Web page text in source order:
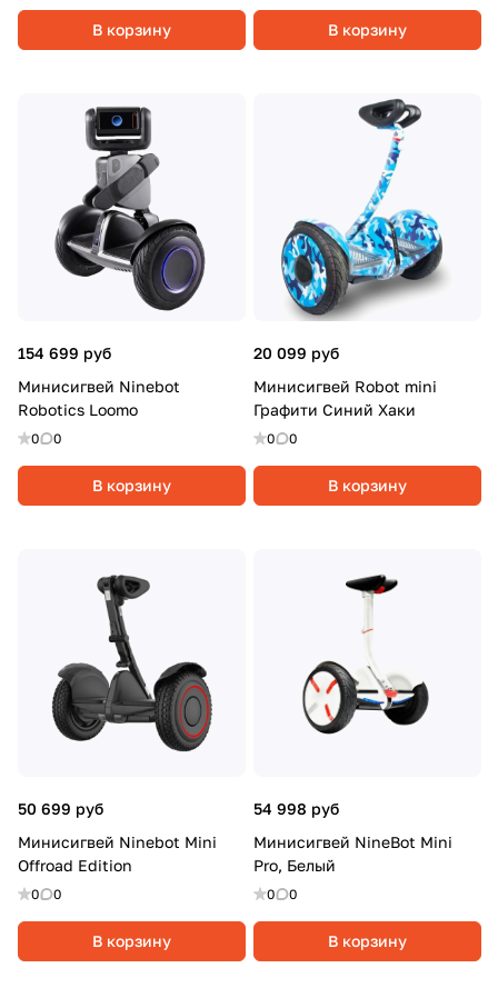
В корзину В корзину
154 699 руб
Минисигвей Ninebot
Robotics Loomo
0 0
В корзину
20 099 руб
Минисигвей Robot mini
Графити Синий Хаки
0 0
В корзину
50 699 руб
Минисигвей Ninebot Mini
Offroad Edition
0 0
В корзину
54 998 руб
Минисигвей NineBot Mini
Pro, Белый
0 0
В корзину